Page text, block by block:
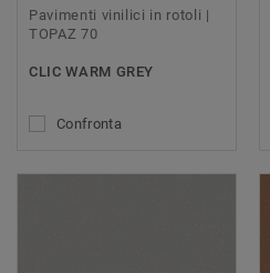
Pavimenti vinilici in rotoli |
TOPAZ 70
CLIC WARM GREY
Confronta